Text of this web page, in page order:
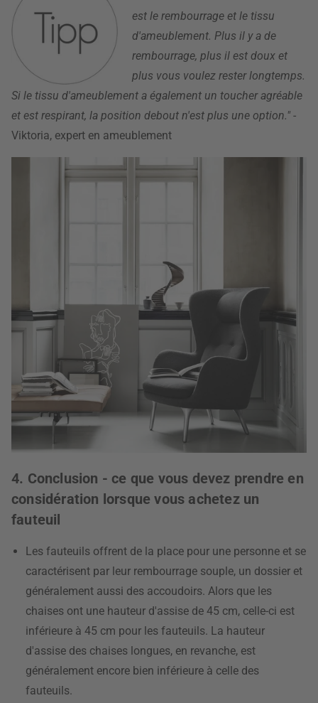
est le rembourrage et le tissu
d'ameublement. Plus il y a de
rembourrage, plus il est doux et
plus vous voulez rester longtemps.
Si le tissu d'ameublement a également un toucher agréable
et est respirant, la position debout n'est plus une option." -
Viktoria, expert en ameublement
4. Conclusion - ce que vous devez prendre en
considération lorsque vous achetez un
fauteuil
Les fauteuils offrent de la place pour une personne et se
caractérisent par leur rembourrage souple, un dossier et
généralement aussi des accoudoirs. Alors que les
chaises ont une hauteur d'assise de 45 cm, celle-ci est
inférieure à 45 cm pour les fauteuils. La hauteur
d'assise des chaises longues, en revanche, est
généralement encore bien inférieure à celle des
fauteuils.